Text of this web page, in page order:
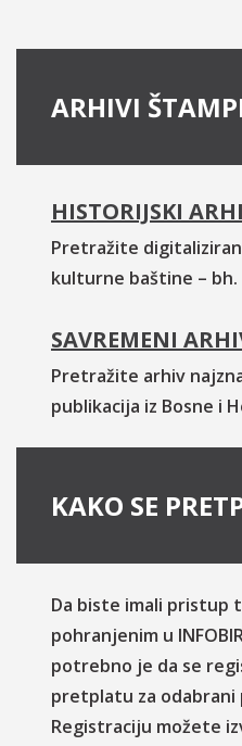
ARHIVI
HISTORIJSKI
Pretražite
kulturne baštine – bh.
SAVREMENI
Pretražite arhiv
publikacija iz Bosne i
KAKO SE
Da biste imali pristup
pohranjenim u
potrebno je da se
pretplatu za
Registraciju možete